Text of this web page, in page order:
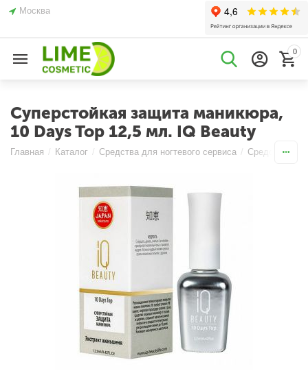
Москва
0
Суперстойкая защита маникюра,
10 Days Top 12,5 мл. IQ Beauty
Главная / Каталог / Средства для ногтевого сервиса / Средства по